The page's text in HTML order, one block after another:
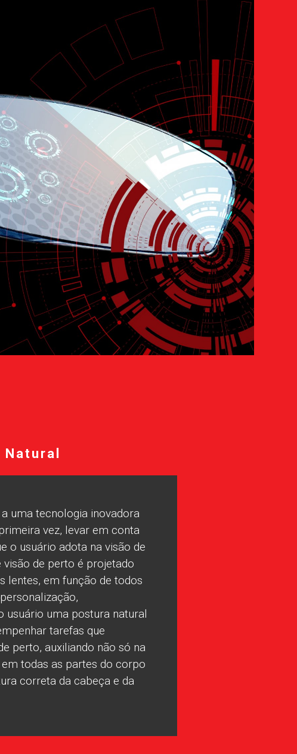
Natural
uma tecnologia inovadora
vez, levar em conta
o usuário adota na visão de
visão de perto é projetado
lentes, em função de todos
usuário uma postura natural
tarefas que
perto, auxiliando não só na
todas as partes do corpo
correta da cabeça e da